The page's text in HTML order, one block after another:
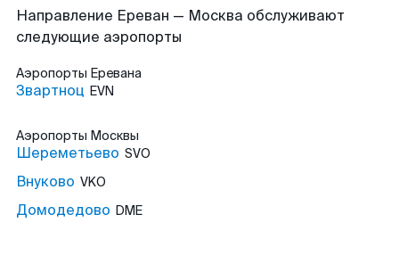
Направление Ереван — Москва обслуживают
следующие аэропорты
Аэропорты Еревана
Звартноц EVN
Аэропорты Москвы
Шереметьево SVO
Внуково VKO
Домодедово DME